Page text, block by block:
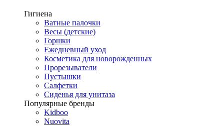
Гигиена
Ватные палочки
Весы (детские)
Горшки
Ежедневный уход
Косметика для новорожденных
Прорезыватели
Пустышки
Салфетки
Сиденья для унитаза
Популярные бренды
Kidboo
Nuovita